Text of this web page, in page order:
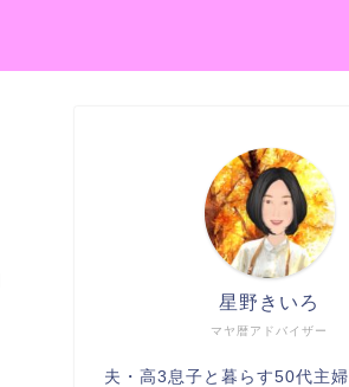
マヤ暦アドバイザー
星野きいろ
夫・高3息子と暮らす50代主婦